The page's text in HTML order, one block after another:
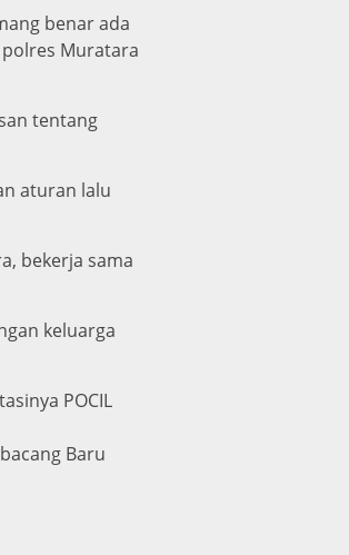
benar ada
polres Muratara
tentang
aturan lalu
bekerja sama
keluarga
POCIL
Baru